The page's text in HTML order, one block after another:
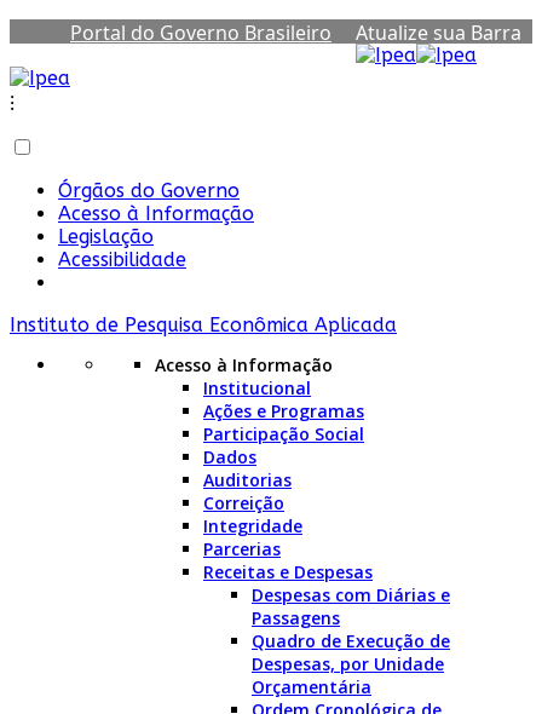
Portal do Governo Brasileiro
Atualize sua Barra
⁝
Órgãos do Governo
Acesso à Informação
Legislação
Acessibilidade
Instituto de Pesquisa Econômica Aplicada
Acesso à Informação
Institucional
Ações e Programas
Participação Social
Dados
Auditorias
Correição
Integridade
Parcerias
Receitas e Despesas
Despesas com Diárias e
Passagens
Quadro de Execução de
Despesas, por Unidade
Orçamentária